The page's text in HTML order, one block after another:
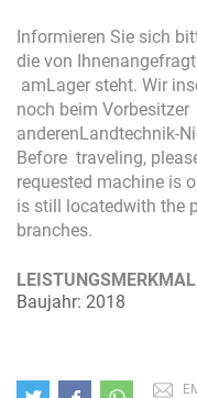
Informieren Sie sich
die von
amLager steht. Wir
noch beim
anderenLandtechnik-
Before traveling,
requested machine is
is still locatedwith the
branches.
Baujahr: 2018